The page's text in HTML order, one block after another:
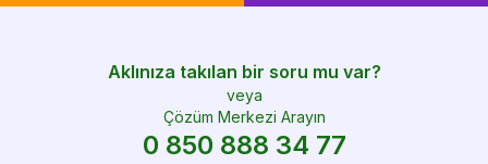
Aklınıza takılan bir soru mu var?
veya
Çözüm Merkezi Arayın
0 850 888 34 77